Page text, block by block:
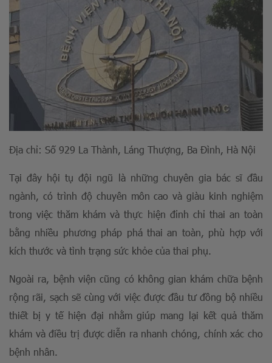
Địa chỉ: Số 929 La Thành, Láng Thượng, Ba Đình, Hà Nội
Tại đây hội tụ đội ngũ là những chuyên gia bác sĩ đầu
ngành, có trình độ chuyên môn cao và giàu kinh nghiệm
trong việc thăm khám và thực hiện đỉnh chỉ thai an toàn
bằng nhiều phương pháp phá thai an toàn, phù hợp với
kích thước và tình trạng sức khỏe của thai phụ.
Ngoài ra, bệnh viện cũng có không gian khám chữa bệnh
rộng rãi, sạch sẽ cùng với việc được đầu tư đồng bộ nhiều
thiết bị y tế hiện đại nhằm giúp mang lại kết quả thăm
khám và điều trị được diễn ra nhanh chóng, chính xác cho
bệnh nhân.